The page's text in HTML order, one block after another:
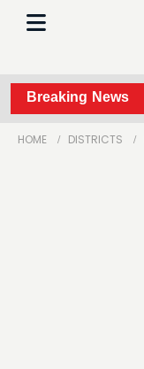
Breaking News
పనీర్‌పై బ్యాన్ •
HOME DISTRICTS